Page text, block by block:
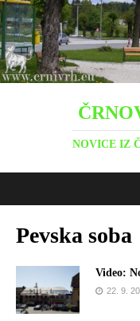
NOVICE IZ
Pevska soba
Video:
22. 9.